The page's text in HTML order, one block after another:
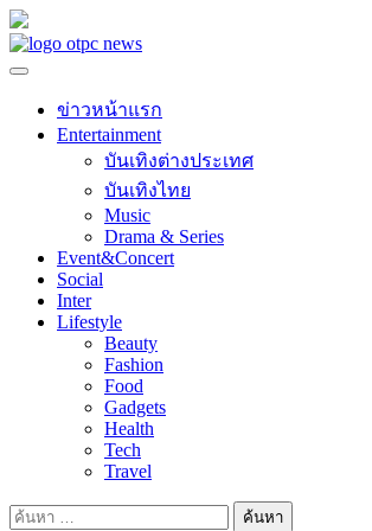
Skip
to
ข่าวหน้าแรก
Entertainment
บันเทิงต่างประเทศ
บันเทิงไทย
Music
Drama & Series
Event&Concert
Social
Inter
Lifestyle
Beauty
Fashion
Food
Gadgets
Health
Tech
Travel
ค้นหา